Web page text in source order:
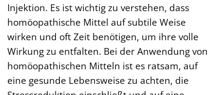
Injektion. Es ist wichtig zu verstehen, dass
homöopathische Mittel auf subtile Weise
wirken und oft Zeit benötigen, um ihre volle
Wirkung zu entfalten. Bei der Anwendung von
homöopathischen Mitteln ist es ratsam, auf
eine gesunde Lebensweise zu achten, die